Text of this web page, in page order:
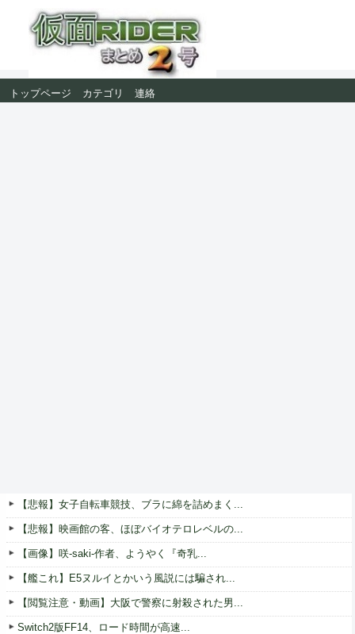
トップページ カテゴリ 連絡
【悲報】女子自転車競技、ブラに綿を詰めまく...
【悲報】映画館の客、ほぼバイオテロレベルの...
【画像】咲-saki-作者、ようやく『奇乳...
【艦これ】E5ヌルイとかいう風説には騙され...
【閲覧注意・動画】大阪で警察に射殺された男...
Switch2版FF14、ロード時間が高速...